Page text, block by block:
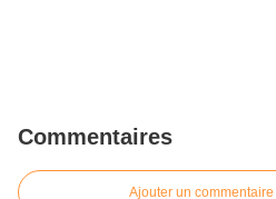
Commentaires
Ajouter un commentaire